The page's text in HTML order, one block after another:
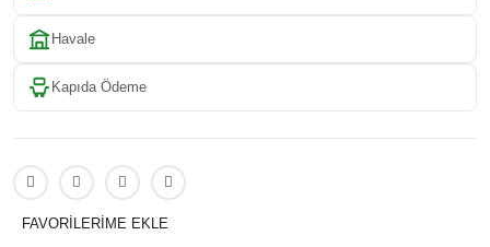
Havale
Kapıda Ödeme